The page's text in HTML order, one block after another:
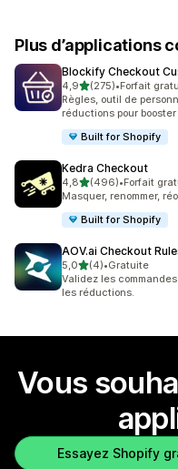
Plus d’applications
Blockify Checkout
4,9étoile(s) sur 5
(275)
275 avis au total
•Forfait
Règles, outil de
réductions pour
Built for Shopify
Kedra Checkout
4,8étoile(s) sur 5
(496)
496 avis au total
•Forfait
Masquer, renommer,
Built for Shopify
AOV.ai Checkout
5,0étoile(s) sur 5
(4)
4 avis au total
•Gratuite
Validez les
les réductions.
Vous
Essayez Shopify